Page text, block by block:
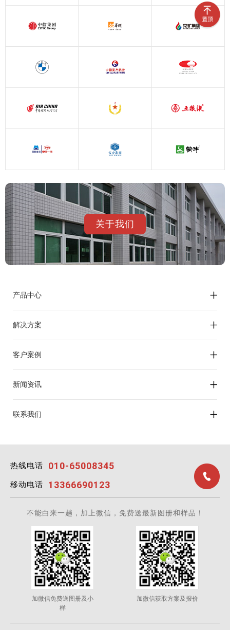
关于我们
产品中心
解决方案
客户案例
新闻资讯
联系我们
热线电话 010-65008345
移动电话 13366690123
不能白来一趟，加上微信，免费送最新图册和样品！
加微信免费送图册及小
样
加微信获取方案及报价